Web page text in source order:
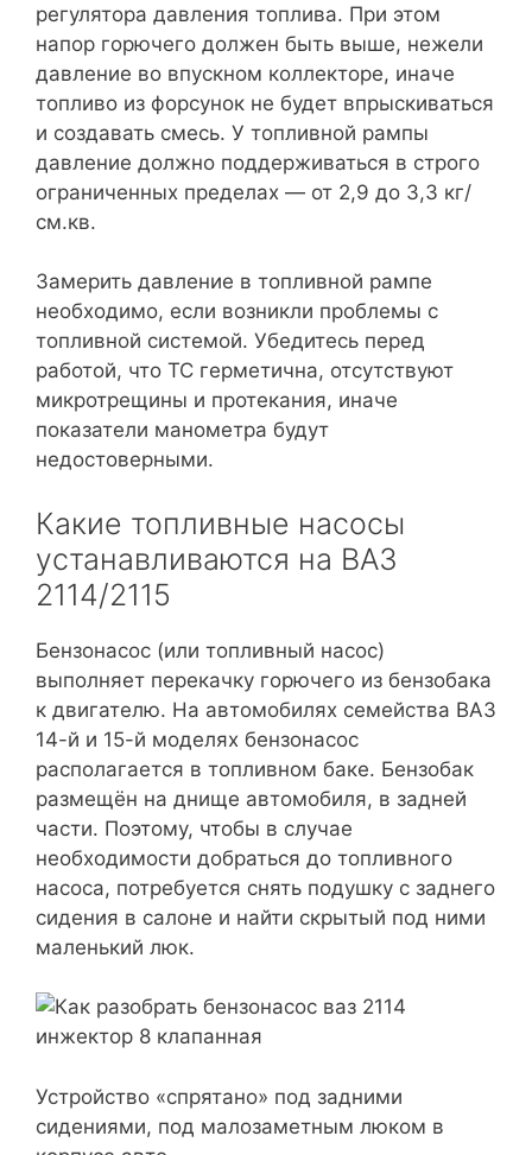
регулятора давления топлива. При этом
напор горючего должен быть выше, нежели
давление во впускном коллекторе, иначе
топливо из форсунок не будет впрыскиваться
и создавать смесь. У топливной рампы
давление должно поддерживаться в строго
ограниченных пределах — от 2,9 до 3,3 кг/
см.кв.
Замерить давление в топливной рампе
необходимо, если возникли проблемы с
топливной системой. Убедитесь перед
работой, что ТС герметична, отсутствуют
микротрещины и протекания, иначе
показатели манометра будут
недостоверными.
Какие топливные насосы
устанавливаются на ВАЗ
2114/2115
Бензонасос (или топливный насос)
выполняет перекачку горючего из бензобака
к двигателю. На автомобилях семейства ВАЗ
14-й и 15-й моделях бензонасос
располагается в топливном баке. Бензобак
размещён на днище автомобиля, в задней
части. Поэтому, чтобы в случае
необходимости добраться до топливного
насоса, потребуется снять подушку с заднего
сидения в салоне и найти скрытый под ними
маленький люк.
Устройство «спрятано» под задними
сидениями, под малозаметным люком в